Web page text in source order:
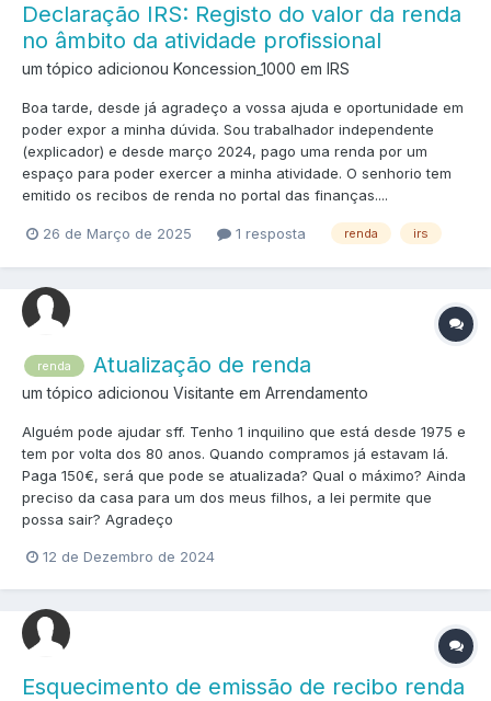
Declaração IRS: Registo do valor da renda
no âmbito da atividade profissional
um tópico adicionou Koncession_1000 em IRS
Boa tarde, desde já agradeço a vossa ajuda e oportunidade em
poder expor a minha dúvida. Sou trabalhador independente
(explicador) e desde março 2024, pago uma renda por um
espaço para poder exercer a minha atividade. O senhorio tem
emitido os recibos de renda no portal das finanças....
26 de Março de 2025 1 resposta renda irs
renda Atualização de renda
um tópico adicionou Visitante em Arrendamento
Alguém pode ajudar sff. Tenho 1 inquilino que está desde 1975 e
tem por volta dos 80 anos. Quando compramos já estavam lá.
Paga 150€, será que pode se atualizada? Qual o máximo? Ainda
preciso da casa para um dos meus filhos, a lei permite que
possa sair? Agradeço
12 de Dezembro de 2024
Esquecimento de emissão de recibo renda